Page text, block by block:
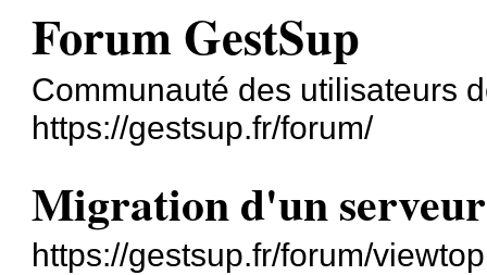
Forum GestSup
Communauté des utilisateurs
https://gestsup.fr/forum/
Migration d'un
https://gestsup.fr/forum/